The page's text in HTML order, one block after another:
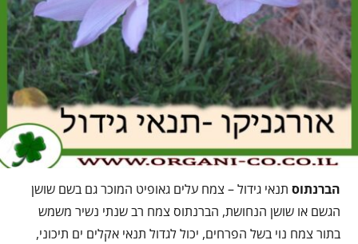
הברנתוס תנאי גידול – צמח עלים גאופיט המוכר גם בשם שושן
הגשם או שושן הנחושת, הברנתוס צמח רב שנתי נשיר משמש
בתור צמח נוי בשל הפרחים, יכול לגדול תנאי אקלים ים תיכוני,